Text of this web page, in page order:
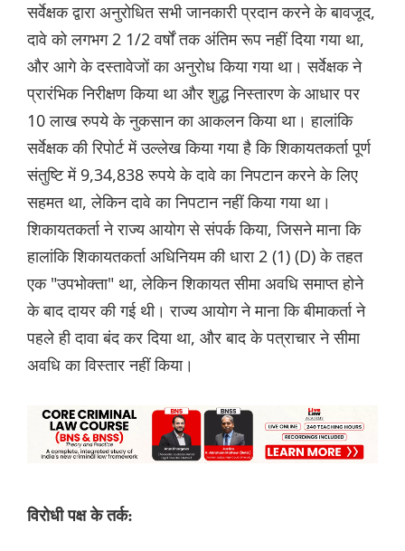
सर्वेक्षक द्वारा अनुरोधित सभी जानकारी प्रदान करने के बावजूद,
दावे को लगभग 2 1/2 वर्षों तक अंतिम रूप नहीं दिया गया था,
और आगे के दस्तावेजों का अनुरोध किया गया था। सर्वेक्षक ने
प्रारंभिक निरीक्षण किया था और शुद्ध निस्तारण के आधार पर
10 लाख रुपये के नुकसान का आकलन किया था। हालांकि
सर्वेक्षक की रिपोर्ट में उल्लेख किया गया है कि शिकायतकर्ता पूर्ण
संतुष्टि में 9,34,838 रुपये के दावे का निपटान करने के लिए
सहमत था, लेकिन दावे का निपटान नहीं किया गया था।
शिकायतकर्ता ने राज्य आयोग से संपर्क किया, जिसने माना कि
हालांकि शिकायतकर्ता अधिनियम की धारा 2 (1) (D) के तहत
एक "उपभोक्ता" था, लेकिन शिकायत सीमा अवधि समाप्त होने
के बाद दायर की गई थी। राज्य आयोग ने माना कि बीमाकर्ता ने
पहले ही दावा बंद कर दिया था, और बाद के पत्राचार ने सीमा
अवधि का विस्तार नहीं किया।
विरोधी पक्ष के तर्क: